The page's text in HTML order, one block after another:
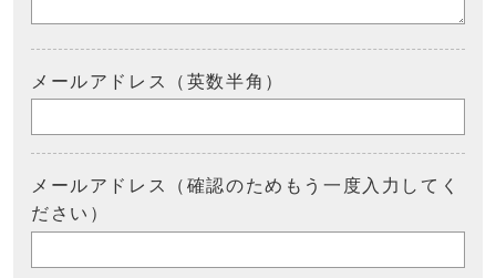
メールアドレス（英数半角）
メールアドレス（確認のためもう一度入力してく
ださい）